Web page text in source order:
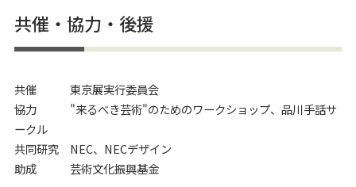
共催・協力・後援
共催 東京展実行委員会
協力 "来るべき芸術"のためのワークショップ、品川手話サ
ークル
共同研究 NEC、NECデザイン
助成 芸術文化振興基金